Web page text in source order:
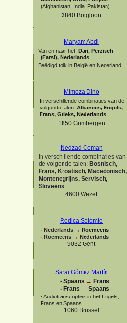
(Afghanistan, India, Pakistan)
3840 Borgloon
Maryam Abdi
Van en naar het: Dari, Perzisch
(Farsi), Nederlands
Beëdigd tolk in België en Nederland
Mimoza Dino
In verschillende combinaties van de
volgende talen: Albanees, Engels,
Frans, Grieks, Nederlands
1850 Grimbergen
Nedzad Ceman
In verschillende combinaties van
de volgende talen: Bosnisch,
Frans, Kroatisch, Macedonisch,
Montenegrijns, Servisch,
Sloveens
4600 Wezet
Rodica Solomie
- Nederlands → Roemeens
- Roemeens → Nederlands
9032 Gent
Sarai Gómez Martín
- Spaans → Frans
- Frans → Spaans
-Audiotranscripties in het Engels,
Frans en Spaans
1060 Brussel